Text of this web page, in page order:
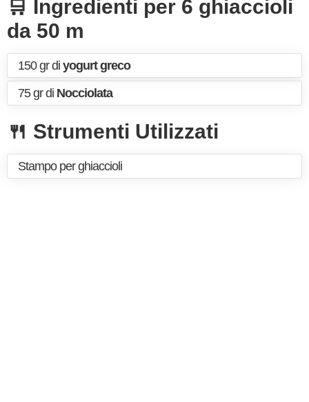
🛒 Ingredienti per 6 ghiaccioli
da 50 m
150 gr di yogurt greco
75 gr di Nocciolata
🍴 Strumenti Utilizzati
Stampo per ghiaccioli